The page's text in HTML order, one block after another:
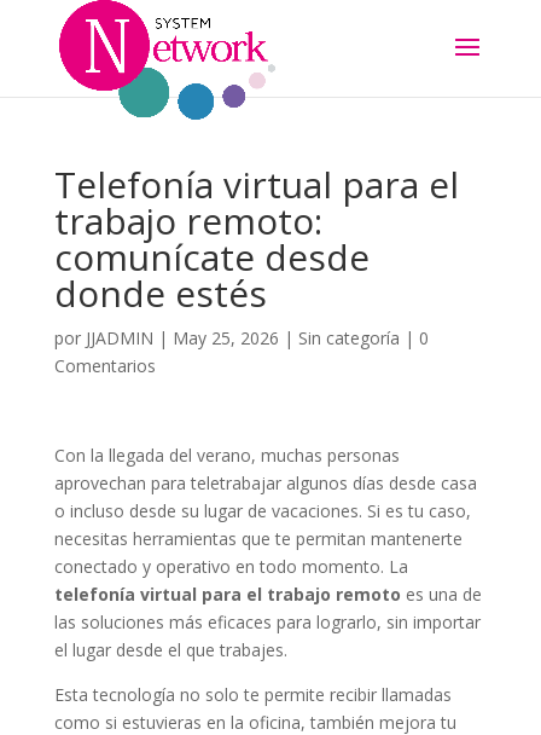
Telefonía virtual para el
trabajo remoto:
comunícate desde
donde estés
por JJADMIN | May 25, 2026 | Sin categoría | 0
Comentarios
Con la llegada del verano, muchas personas
aprovechan para teletrabajar algunos días desde casa
o incluso desde su lugar de vacaciones. Si es tu caso,
necesitas herramientas que te permitan mantenerte
conectado y operativo en todo momento. La
telefonía virtual para el trabajo remoto es una de
las soluciones más eficaces para lograrlo, sin importar
el lugar desde el que trabajes.
Esta tecnología no solo te permite recibir llamadas
como si estuvieras en la oficina, también mejora tu